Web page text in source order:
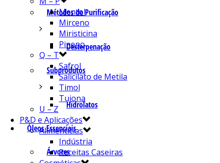
Métodos de Purificação
Desterpenação
Subprodutos
Hidrolatos
Óleos Essenciais
Árvores
Mentol
Mirceno
Miristicina
Pineno
Q – T
Safrol
Salicilato de Metila
Timol
Tujona
U – Z
P&D e Aplicações
Alimentícias
Indústria
Receitas Caseiras